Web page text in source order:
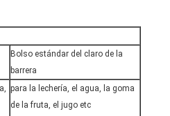
Bolso estándar del claro de la
barrera
para la lechería, el agua, la goma
de la fruta, el jugo etc